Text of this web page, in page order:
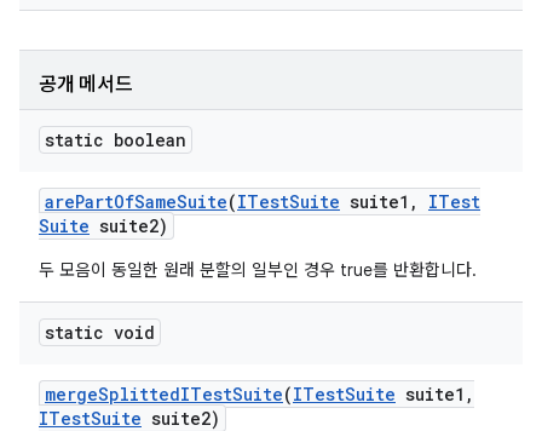
공개 메서드
static boolean
arePartOfSameSuite(ITestSuite suite1 ,
ITest
Suite suite2)
두 모음이 동일한 원래 분할의 일부인 경우 true를 반환합니다.
static void
mergeSplittedITestSuite(ITestSuite suite1 ,
ITestSuite suite2)